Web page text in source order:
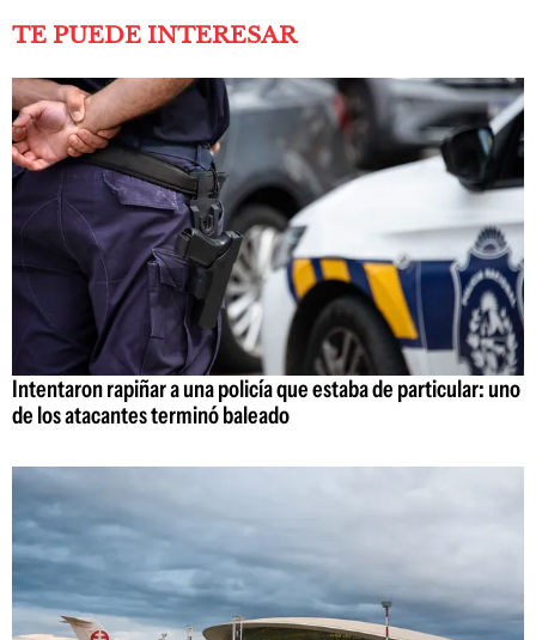
TE PUEDE INTERESAR
Intentaron rapiñar a una policía que estaba de particular: uno
de los atacantes terminó baleado